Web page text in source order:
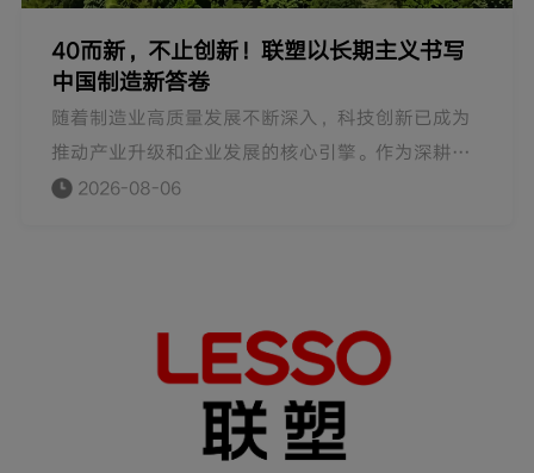
40而新，不止创新！联塑以长期主义书写
中国制造新答卷
随着制造业高质量发展不断深入，科技创新已成为
推动产业升级和企业发展的核心引擎。作为深耕管
道行业四十年的大型环球管道建材产业集团，联塑
准制定和场景应用的创新体系，为中国塑料管道行
业高质量发展持续注入新动能。
2026-08-06